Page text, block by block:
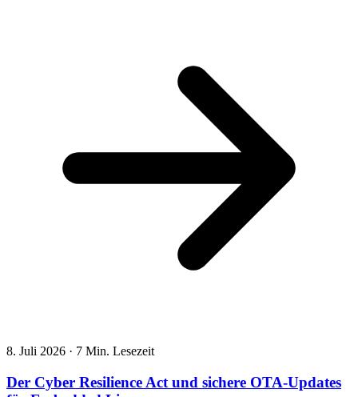
8. Juli 2026 · 7 Min. Lesezeit
Der Cyber Resilience Act und sichere OTA-Updates